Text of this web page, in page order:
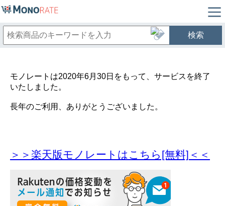
検索
モノレートは2020年6月30日をもって、サービスを終了
いたしました。
長年のご利用、ありがとうございました。
＞＞楽天版モノレートはこちら[無料]＜＜